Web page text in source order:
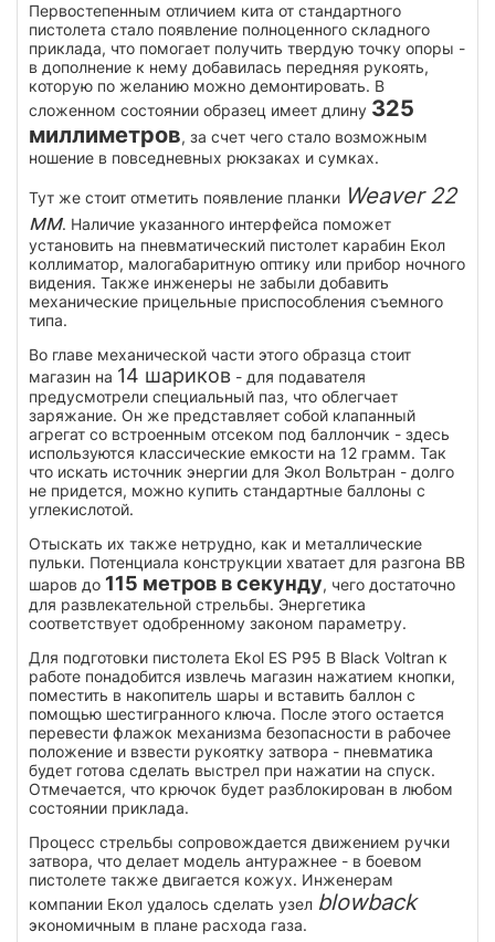
Первостепенным отличием кита от стандартного
пистолета стало появление полноценного складного
приклада, что помогает получить твердую точку опоры -
в дополнение к нему добавилась передняя рукоять,
которую по желанию можно демонтировать. В
сложенном состоянии образец имеет длину 325
миллиметров, за счет чего стало возможным
ношение в повседневных рюкзаках и сумках.
Тут же стоит отметить появление планки Weaver 22
мм. Наличие указанного интерфейса поможет
установить на пневматический пистолет карабин Екол
коллиматор, малогабаритную оптику или прибор ночного
видения. Также инженеры не забыли добавить
механические прицельные приспособления съемного
типа.
Во главе механической части этого образца стоит
магазин на 14 шариков - для подавателя
предусмотрели специальный паз, что облегчает
заряжание. Он же представляет собой клапанный
агрегат со встроенным отсеком под баллончик - здесь
используются классические емкости на 12 грамм. Так
что искать источник энергии для Экол Вольтран - долго
не придется, можно купить стандартные баллоны с
углекислотой.
Отыскать их также нетрудно, как и металлические
пульки. Потенциала конструкции хватает для разгона BB
шаров до 115 метров в секунду, чего достаточно
для развлекательной стрельбы. Энергетика
соответствует одобренному законом параметру.
Для подготовки пистолета Ekol ES P95 B Black Voltran к
работе понадобится извлечь магазин нажатием кнопки,
поместить в накопитель шары и вставить баллон с
помощью шестигранного ключа. После этого остается
перевести флажок механизма безопасности в рабочее
положение и взвести рукоятку затвора - пневматика
будет готова сделать выстрел при нажатии на спуск.
Отмечается, что крючок будет разблокирован в любом
состоянии приклада.
Процесс стрельбы сопровождается движением ручки
затвора, что делает модель антуражнее - в боевом
пистолете также двигается кожух. Инженерам
компании Екол удалось сделать узел blowback
экономичным в плане расхода газа.